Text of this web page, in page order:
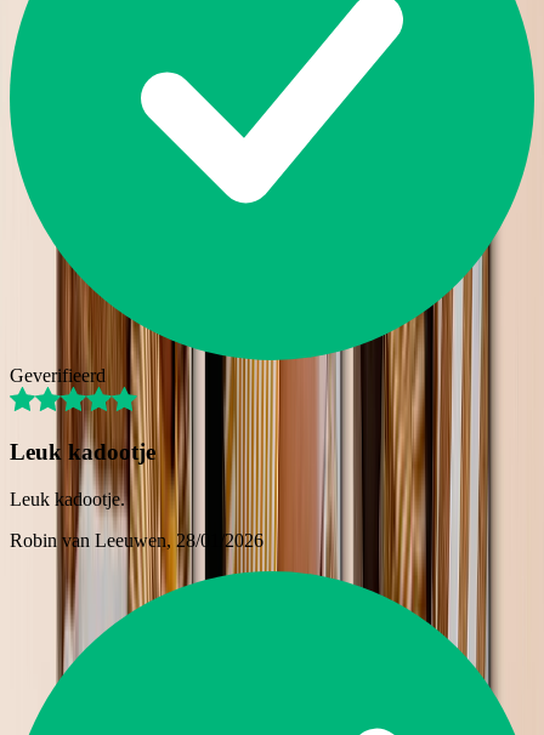
Geverifieerd
Leuk kadootje
Leuk kadootje.
Robin van Leeuwen, 28/01/2026